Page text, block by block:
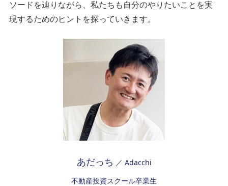
ソードを辿りながら、私たちも自分のやりたいことを実
現するためのヒントを探っていきます。
あだっち ／ Adacchi
不動産投資スクール卒業生